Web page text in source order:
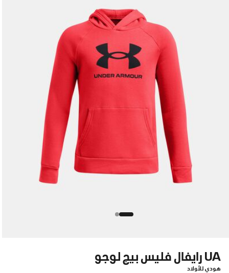
UA رايفال فليس بيج لوجو
هودي للأولاد